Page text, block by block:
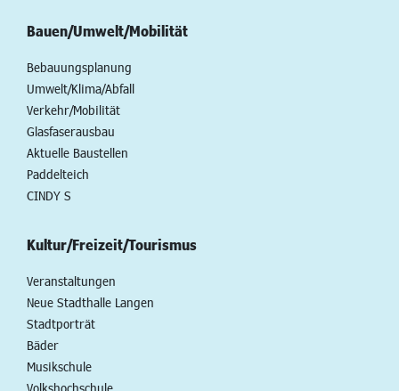
Bauen/Umwelt/Mobilität
Bebauungsplanung
Umwelt/Klima/Abfall
Verkehr/Mobilität
Glasfaserausbau
Aktuelle Baustellen
Paddelteich
CINDY S
Kultur/Freizeit/Tourismus
Veranstaltungen
Neue Stadthalle Langen
Stadtporträt
Bäder
Musikschule
Volkshochschule